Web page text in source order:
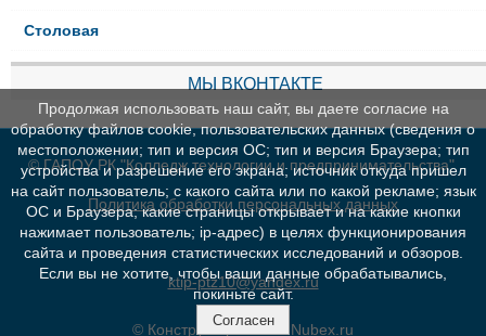
Столовая
МЫ ВКОНТАКТЕ
© ГАПОУ РК "Колледж технологии и предпринимательства"
Политика обработки персональных данных
ktip-ptz10@yandex.ru
© Конструктор сайтов Nubex.ru
Продолжая использовать наш сайт, вы даете согласие на
обработку файлов cookie, пользовательских данных (сведения о
местоположении; тип и версия ОС; тип и версия Браузера; тип
устройства и разрешение его экрана; источник откуда пришел
на сайт пользователь; с какого сайта или по какой рекламе; язык
ОС и Браузера; какие страницы открывает и на какие кнопки
нажимает пользователь; ip-адрес) в целях функционирования
сайта и проведения статистических исследований и обзоров.
Если вы не хотите, чтобы ваши данные обрабатывались,
покиньте сайт.
Согласен